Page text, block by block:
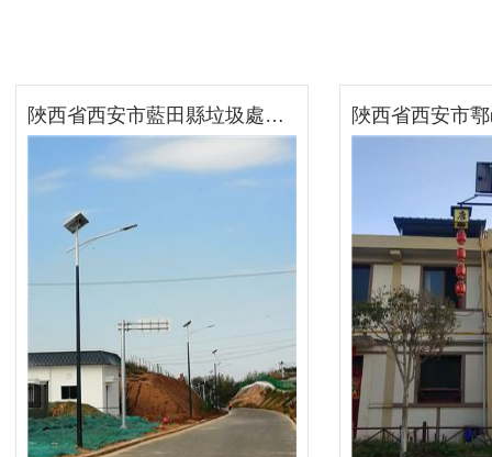
陜西省西安市藍田縣垃圾處理廠太陽能路燈項目